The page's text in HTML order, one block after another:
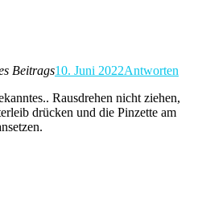
Beitrags10. Juni 2022Antworten
Rausdrehen nicht ziehen,
drücken und die Pinzette am